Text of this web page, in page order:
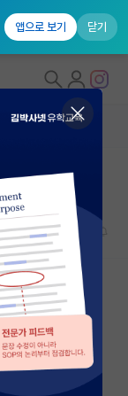
앱으로 보기 닫기
과정 합격